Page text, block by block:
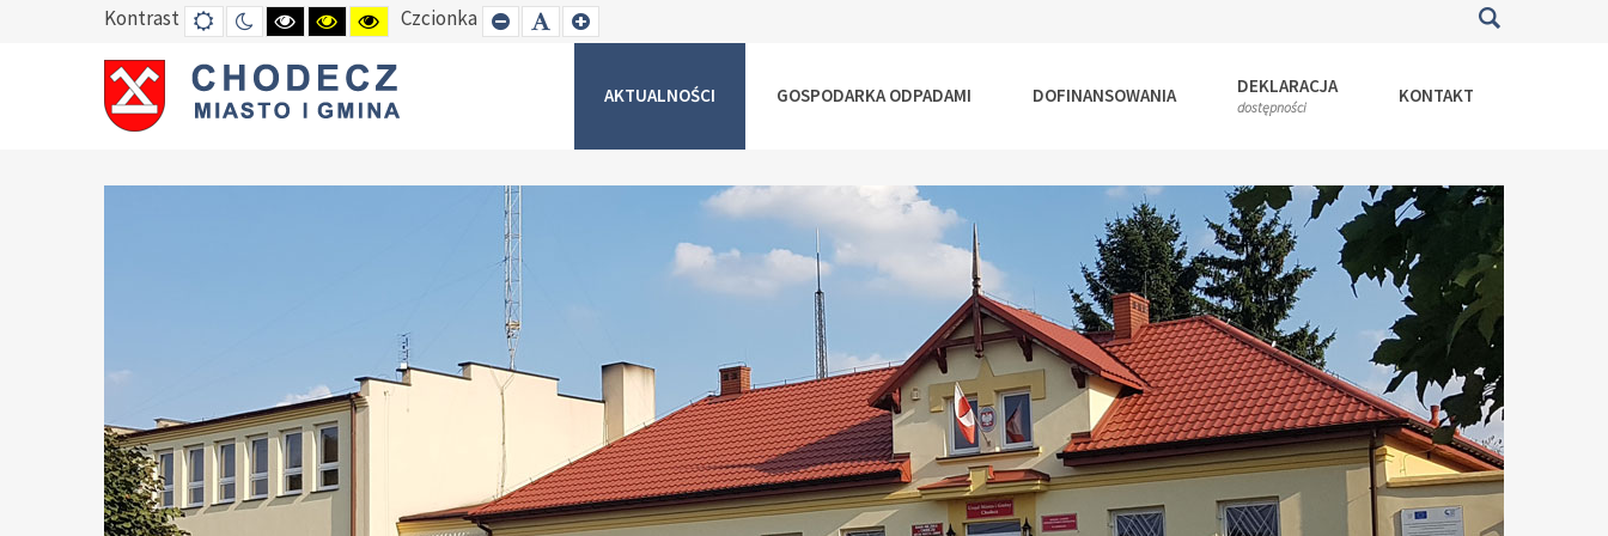
Kontrast DEFAULT
MODE
TRYB
NOCNY
HIGH
CONTRAST
BLACK
WHITE
MODE
HIGH
CONTRAST
BLACK
YELLOW
MODE
HIGH
CONTRAST
YELLOW
BLACK
MODE
Czcionka SET
SMALLER
SET
DEFAULT
SET
LARGER
AKTUALNOŚCI GOSPODARKA ODPADAMI DOFINANSOWANIA DEKLARACJA
dostępności KONTAKT